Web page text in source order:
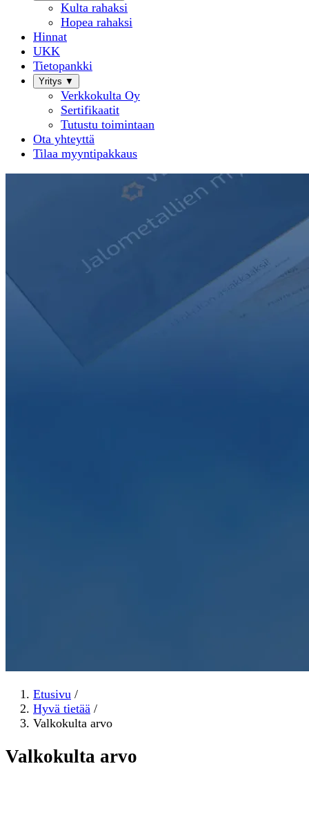
Kulta rahaksi
Hopea rahaksi
Hinnat
UKK
Tietopankki
Yritys ▼
Verkkokulta Oy
Sertifikaatit
Tutustu toimintaan
Ota yhteyttä
Tilaa myyntipakkaus
Etusivu /
Hyvä tietää /
Valkokulta arvo
Valkokulta arvo